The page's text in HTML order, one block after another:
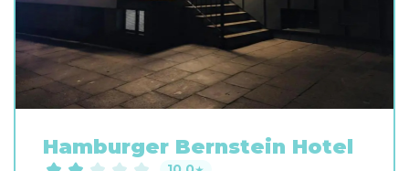
Hamburger Bernstein Hotel